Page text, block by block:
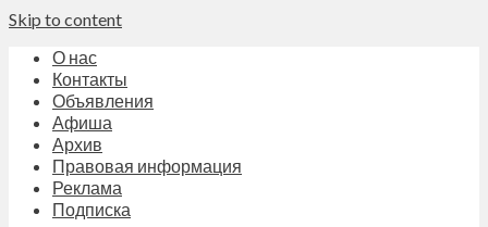
Skip to content
О нас
Контакты
Объявления
Афиша
Архив
Правовая информация
Реклама
Подписка